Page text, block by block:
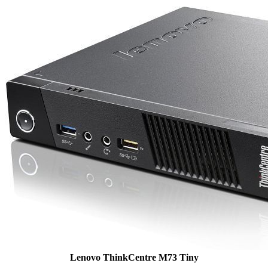
Lenovo ThinkCentre M73 Tiny